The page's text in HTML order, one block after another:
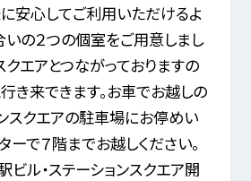
安心してご利用いただけるよ
の２つの個室をご用意しまし
クエアとつながっておりますの
き来できます。お車でお越しの
スクエアの駐車場にお停めい
ーで７階までお越しください。
ル・ステーションスクエア開